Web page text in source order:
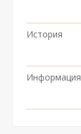
История
Информация